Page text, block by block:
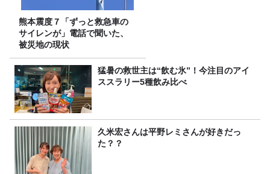
熊本震度７「ずっと救急車の
サイレンが」電話で聞いた、
被災地の現状
猛暑の救世主は“飲む氷”！今注目のアイ
ススラリー5種飲み比べ
久米宏さんは平野レミさんが好きだっ
た？？